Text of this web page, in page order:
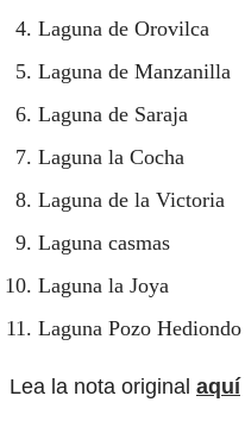
Laguna de Orovilca
Laguna de Manzanilla
Laguna de Saraja
Laguna la Cocha
Laguna de la Victoria
Laguna casmas
Laguna la Joya
Laguna Pozo Hediondo
Lea la nota original aquí